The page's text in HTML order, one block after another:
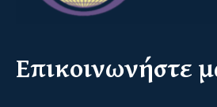
Επικοινωνήστε